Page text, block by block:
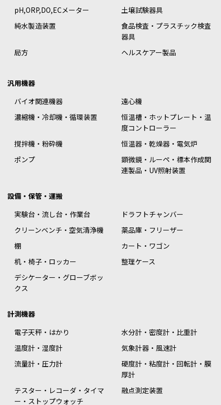
pH,ORP,DO,ECメーター
土壌試験器具
純水製造装置
食品検査・プラスチック検査
器具
局方
ヘルスケアー製品
汎用機器
バイオ関連機器
遠心機
濃縮機・冷却機・循環装置
恒温槽・ホットプレート・温
度コントローラー
撹拌機・粉砕機
恒温器・乾燥器・電気炉
ポンプ
顕微鏡・ルーペ・標本作成関
連製品・UV照射装置
設備・保管・運搬
実験台・流し台・作業台
ドラフトチャンバー
クリーンベンチ・空気清浄機
薬品庫・フリーザー
棚
カート・ワゴン
机・椅子・ロッカー
整理ケース
デシケーター・グローブボッ
クス
計測機器
電子天秤・はかり
水分計・密度計・比重計
温度計・湿度計
気象計器・風速計
流量計・圧力計
硬度計・粘度計・回転計・膜
厚計
テスター・レコーダ・タイマ
ー・ストップウォッチ
融点測定装置